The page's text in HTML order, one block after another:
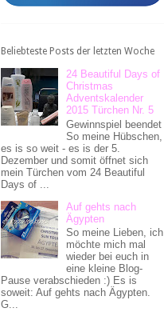
Beliebteste Posts der letzten Woche
24 Beautiful Days of
Christmas
Adventskalender
2015 Türchen Nr. 5
Gewinnspiel beendet
So meine Hübschen,
es is so weit - es is der 5.
Dezember und somit öffnet sich
mein Türchen vom 24 Beautiful
Days of ...
Auf gehts nach
Ägypten
So meine Lieben, ich
möchte mich mal
wieder bei euch in
eine kleine Blog-
Pause verabschieden :) Es is
soweit: Auf gehts nach Ägypten.
G...